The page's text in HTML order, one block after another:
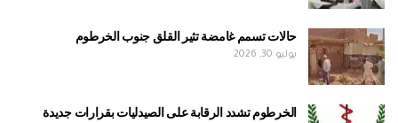
حالات تسمم غامضة تثير القلق جنوب الخرطوم
يوليو 30, 2026
الخرطوم تشدد الرقابة على الصيدليات بقرارات جديدة